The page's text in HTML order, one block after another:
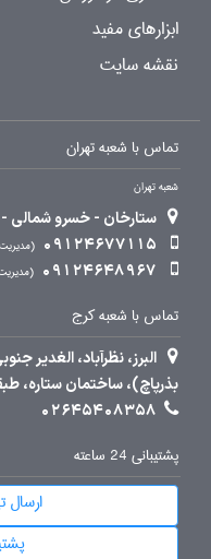
ابزارهای مفید
نقشه سایت
تماس با شعبه تهران
شعبه تهران
ستارخان - خسرو شمالی - برج
09124677115
09124648967
تماس با شعبه کرج
بذرپاچ)، ساختمان ستاره، طبقه 4،
02645408358
پشتیبانی 24 ساعته
ارسال